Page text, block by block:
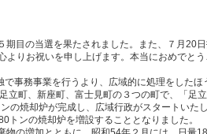
目の当選を果たされました。また、７月20
りお祝いを申し上げます。本当におめでとう
事務事業を行うより、広域的に処理をしたほ
立町、新座町、富士見町の３つの町で、「足
焼却炉が完成し、広域行政がスタートいたし
ンの焼却炉を増設することとなりました。